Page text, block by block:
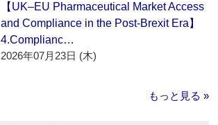
【UK–EU Pharmaceutical Market Access
and Compliance in the Post-Brexit Era】
4.Complianc…
2026年07月23日 (木)
もっと見る »